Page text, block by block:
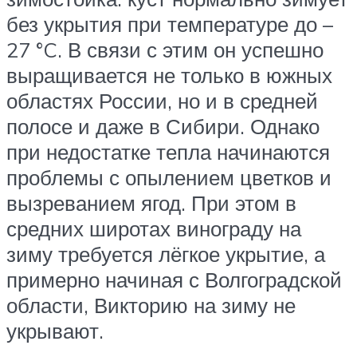
без укрытия при температуре до –
27 °C. В связи с этим он успешно
выращивается не только в южных
областях России, но и в средней
полосе и даже в Сибири. Однако
при недостатке тепла начинаются
проблемы с опылением цветков и
вызреванием ягод. При этом в
средних широтах винограду на
зиму требуется лёгкое укрытие, а
примерно начиная с Волгоградской
области, Викторию на зиму не
укрывают.